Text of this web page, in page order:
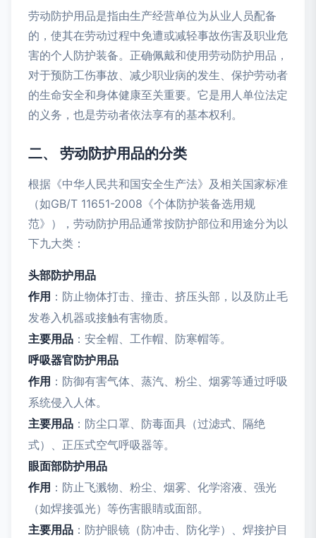
劳动防护用品是指由生产经营单位为从业人员配备
的，使其在劳动过程中免遭或减轻事故伤害及职业危
害的个人防护装备。正确佩戴和使用劳动防护用品，
对于预防工伤事故、减少职业病的发生、保护劳动者
的生命安全和身体健康至关重要。它是用人单位法定
的义务，也是劳动者依法享有的基本权利。
二、 劳动防护用品的分类
根据《中华人民共和国安全生产法》及相关国家标准
（如GB/T 11651-2008《个体防护装备选用规
范》），劳动防护用品通常按防护部位和用途分为以
下九大类：
头部防护用品
作用 ：防止物体打击、撞击、挤压头部，以及防止毛
发卷入机器或接触有害物质。
主要用品 ：安全帽、工作帽、防寒帽等。
呼吸器官防护用品
作用 ：防御有害气体、蒸汽、粉尘、烟雾等通过呼吸
系统侵入人体。
主要用品 ：防尘口罩、防毒面具（过滤式、隔绝
式）、正压式空气呼吸器等。
眼面部防护用品
作用 ：防止飞溅物、粉尘、烟雾、化学溶液、强光
（如焊接弧光）等伤害眼睛或面部。
主要用品 ：防护眼镜（防冲击、防化学）、焊接护目